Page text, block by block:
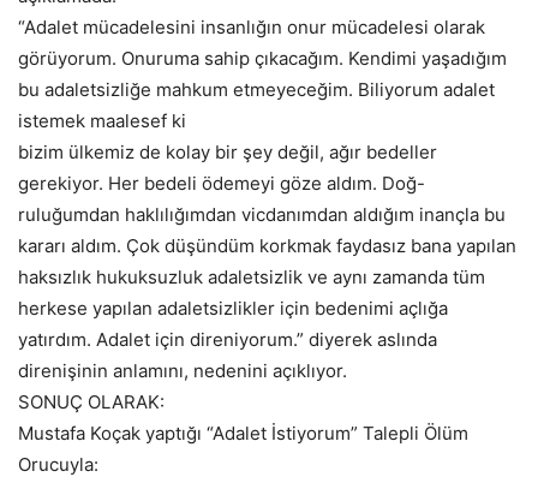
“Adalet mücadelesini insanlığın onur mücadelesi olarak
görüyorum. Onuruma sahip çıkacağım. Kendimi yaşadığım
bu adaletsizliğe mahkum etmeyeceğim. Biliyorum adalet
istemek maalesef ki
bizim ülkemiz de kolay bir şey değil, ağır bedeller
gerekiyor. Her bedeli ödemeyi göze aldım. Doğ-
ruluğumdan haklılığımdan vicdanımdan aldığım inançla bu
kararı aldım. Çok düşündüm korkmak faydasız bana yapılan
haksızlık hukuksuzluk adaletsizlik ve aynı zamanda tüm
herkese yapılan adaletsizlikler için bedenimi açlığa
yatırdım. Adalet için direniyorum.” diyerek aslında
direnişinin anlamını, nedenini açıklıyor.
SONUÇ OLARAK:
Mustafa Koçak yaptığı “Adalet İstiyorum” Talepli Ölüm
Orucuyla: